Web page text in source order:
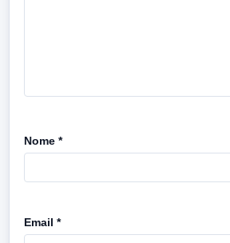
Nome *
Email *